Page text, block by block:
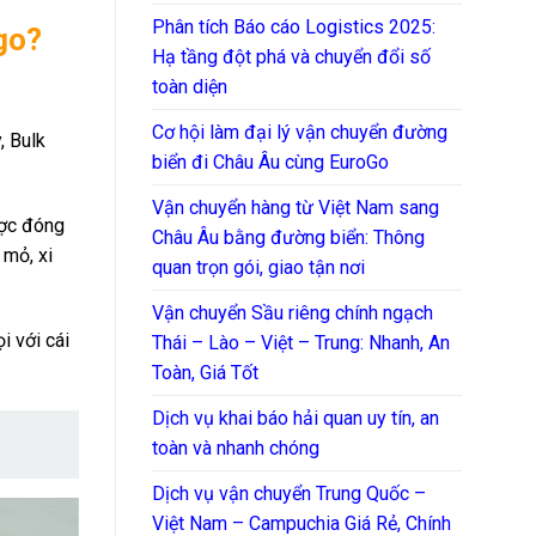
Bulk
đóng
xi
với cái
Phân tích Báo cáo Logistics 2025:
Hạ tầng đột phá và chuyển đổi số
toàn diện
Cơ hội làm đại lý vận chuyển đường
biển đi Châu Âu cùng EuroGo
Vận chuyển hàng từ Việt Nam sang
Châu Âu bằng đường biển: Thông
quan trọn gói, giao tận nơi
Vận chuyển Sầu riêng chính ngạch
Thái – Lào – Việt – Trung: Nhanh, An
Toàn, Giá Tốt
Dịch vụ khai báo hải quan uy tín, an
toàn và nhanh chóng
Dịch vụ vận chuyển Trung Quốc –
Việt Nam – Campuchia Giá Rẻ, Chính